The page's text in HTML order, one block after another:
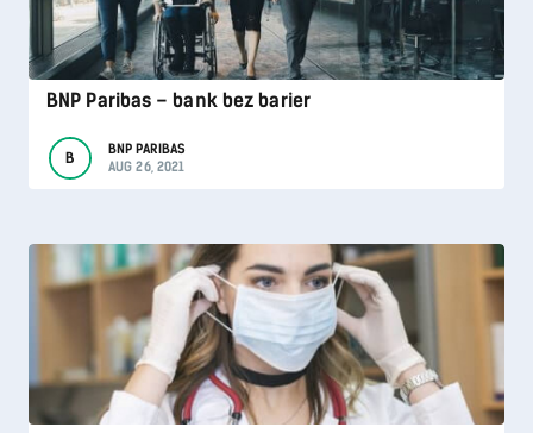
BNP Paribas – bank bez barier
B
BNP PARIBAS
AUG 26, 2021